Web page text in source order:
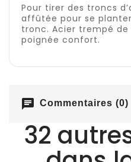
Pour tirer des troncs
affûtée pour se
tronc. Acier trempé
poignée confort.
chat Commentaires (0)
32